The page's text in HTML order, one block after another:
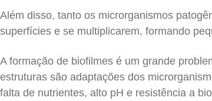
Além disso, tanto os microrganismos
superfícies e se multiplicarem, formando
A formação de biofilmes é um grande
estruturas são adaptações dos
falta de nutrientes, alto pH e resistência a